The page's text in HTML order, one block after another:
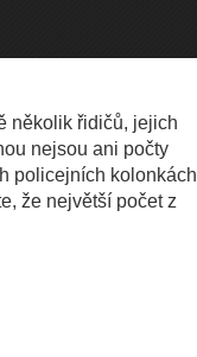
několik řidičů, jejich
nejsou ani počty
policejních kolonkách
že největší počet z